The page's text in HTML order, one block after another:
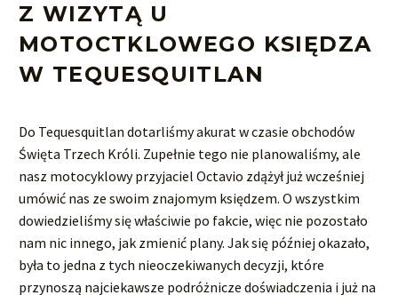
Z WIZYTĄ U
MOTOCTKLOWEGO KSIĘDZA
W TEQUESQUITLAN
Do Tequesquitlan dotarliśmy akurat w czasie obchodów
Święta Trzech Króli. Zupełnie tego nie planowaliśmy, ale
nasz motocyklowy przyjaciel Octavio zdążył już wcześniej
umówić nas ze swoim znajomym księdzem. O wszystkim
dowiedzieliśmy się właściwie po fakcie, więc nie pozostało
nam nic innego, jak zmienić plany. Jak się później okazało,
była to jedna z tych nieoczekiwanych decyzji, które
przynoszą najciekawsze podróżnicze doświadczenia i już na